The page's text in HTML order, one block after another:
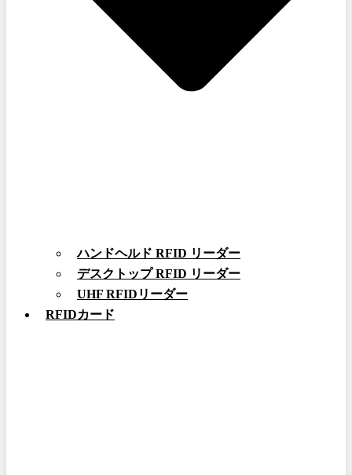
ハンドヘルド RFID リーダー
デスクトップ RFID リーダー
UHF RFIDリーダー
RFIDカード